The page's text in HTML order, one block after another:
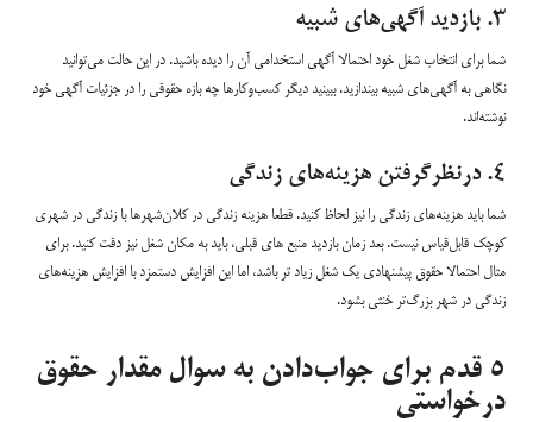
۳. بازدید آگهی‌های شبیه
شما برای انتخاب شغل خود احتمالا آگهی استخدامی آن را دیده باشید. در این حالت می‌توانید
نگاهی به آگهی‌های شبیه بیندازید. ببینید دیگر کسب‌وکارها چه بازه حقوقی را در جزئیات آگهی خود
نوشته‌اند.
۴. درنظرگرفتن هزینه‌های زندگی
شما باید هزینه‌های زندگی را نیز لحاظ کنید. قطعا هزینه زندگی در کلان‌شهرها با زندگی در شهری
کوچک قابل‌قیاس نیست. بعد زمان بازدید منبع های قبلی، باید به مکان شغل نیز دقت کنید. برای
مثال احتمالا حقوق پیشنهادی یک شغل زیاد تر باشد، اما این افزایش دستمزد با افزایش هزینه‌های
زندگی در شهر بزرگ‌تر خنثی بشود.
۵ قدم برای جواب‌دادن به سوال مقدار حقوق
درخواستی